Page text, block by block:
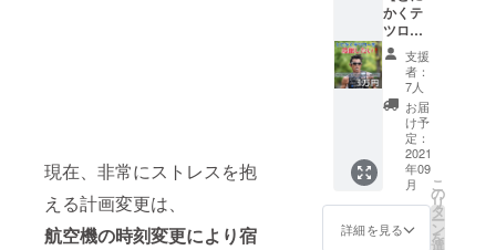
現在、非常にストレスを抱
える計画変更は、
航空機の時刻変更により宿
トライアス
リートのパ
イオニアと
して生き
人は夢と
マインドで
す・・・自
文字以
上』の
場合は
フラッ
グへの
掲載が
できま
せんの
で、ご
了承く
ます。
セージ
動画を
お送り
しま
す。 １
万円の
ご支援
をして
くだ
さった
皆様へ
ユタ州
にて撮
かくテ
ツロー
を応援
した
い！&お
礼メッ
セージ
動画】
49歳
のチャ
レンジ
をただ
応援し
たい！
支援
者：
7人
お届
け予
定：
2021
年09
月
詳細を見る
こ
の
リ
タ
ー
ン
を